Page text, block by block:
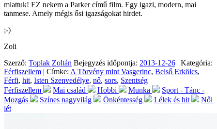
miattuk! EZ nekem a Parker című film. Egy igazi, modern, mai
tanmese. Amely mégis ősi igazságokat hirdet.
;-)
Zoli
Szerző: Toplak Zoltán Bejegyzés időpontja: 2013-12-26 | Kategória:
Férfiszellem | Címke: A Törvény mint Vasgerinc, Belső Erkölcs,
Férfi, hit, Isten Szenvedélye, nő, sors, Szentség
Férfiszellem
Mai család Hobbi Munka
Sport - Tánc -
Mozgás
Színes nagyvilág Önkéntesség Lélek és hit
Női
lét